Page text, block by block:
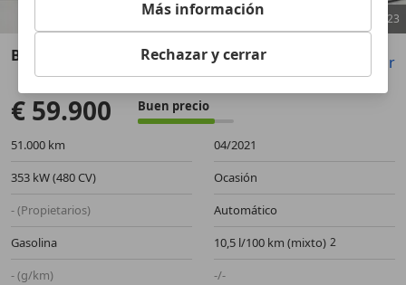
Anterior
23
BMW X3 M Guardar Compartir
€ 59.900 Buen precio
51.000 km
04/2021
353 kW (480 CV)
Ocasión
- (Propietarios)
Automático
Gasolina
10,5 l/100 km (mixto)
- (g/km)
-/-
Más información
Rechazar y cerrar